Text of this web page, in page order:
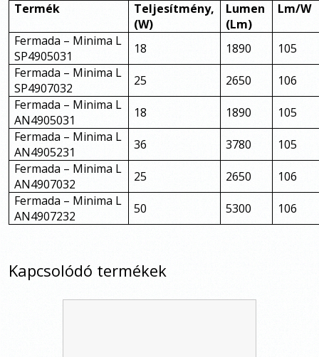
Termék
Teljesítmény,
(W)
Lumen
(Lm)
Lm/W
Fermada – Minima L
SP4905031
18 1890
105
Fermada – Minima L
SP4907032
25 2650
106
Fermada – Minima L
AN4905031
18 1890
105
Fermada – Minima L
AN4905231
36 3780
105
Fermada – Minima L
AN4907032
25 2650
106
Fermada – Minima L
AN4907232
50 5300 106
Kapcsolódó termékek